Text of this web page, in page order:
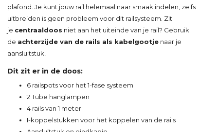
plafond. Je kunt jouw rail helemaal naar smaak indelen, zelfs
uitbreiden is geen probleem voor dit railsysteem. Zit
je centraaldoos niet aan het uiteinde van je rail? Gebruik
de achterzijde van de rails als kabelgootje naar je
aansluitstuk!
Dit zit er in de doos:
6 railspots voor het 1-fase systeem
2 Tube hanglampen
4 rails van 1 meter
I-koppelstukken voor het koppelen van de rails